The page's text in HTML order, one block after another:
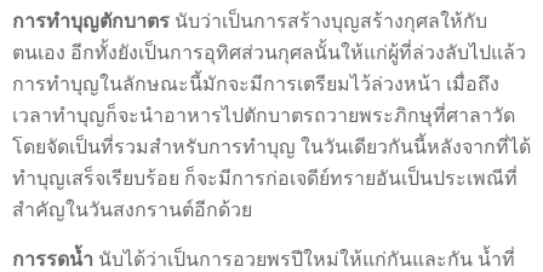
การทำบุญตักบาตร นับว่าเป็นการสร้างบุญสร้างกุศลให้กับ
ตนเอง อีกทั้งยังเป็นการอุทิศส่วนกุศลนั้นให้แก่ผู้ที่ล่วงลับไปแล้ว
การทำบุญในลักษณะนี้มักจะมีการเตรียมไว้ล่วงหน้า เมื่อถึง
เวลาทำบุญก็จะนำอาหารไปตักบาตรถวายพระภิกษุที่ศาลาวัด
โดยจัดเป็นที่รวมสำหรับการทำบุญ ในวันเดียวกันนี้หลังจากที่ได้
ทำบุญเสร็จเรียบร้อย ก็จะมีการก่อเจดีย์ทรายอันเป็นประเพณีที่
สำคัญในวันสงกรานต์อีกด้วย
การรดน้ำ นับได้ว่าเป็นการอวยพรปีใหม่ให้แก่กันและกัน น้ำที่